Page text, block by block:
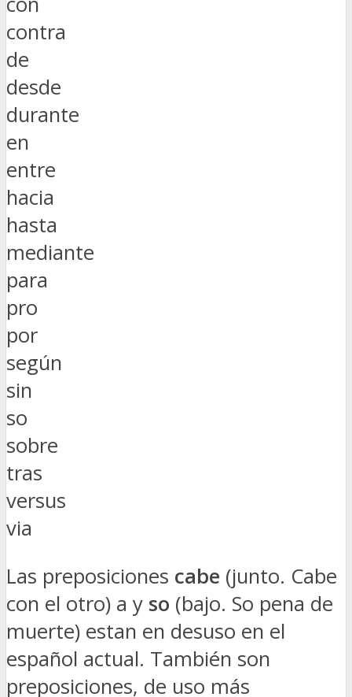
contra
de
desde
durante
en
entre
hacia
hasta
mediante
para
pro
por
según
sin
so
sobre
tras
versus
via
Las preposiciones cabe (junto. Cabe
con el otro) a y so (bajo. So pena de
muerte) estan en desuso en el
español actual. También son
preposiciones, de uso más